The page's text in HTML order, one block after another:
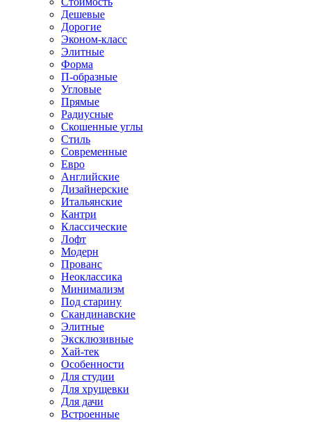
Дешевые
Дорогие
Эконом-класс
Элитные
Форма
П-образные
Угловые
Прямые
Радиусные
Скошенные углы
Стиль
Современные
Евро
Английские
Дизайнерские
Итальянские
Кантри
Классические
Лофт
Модерн
Прованс
Неоклассика
Минимализм
Под старину
Скандинавские
Элитные
Эксклюзивные
Хай-тек
Особенности
Для студии
Для хрущевки
Для дачи
Встроенные